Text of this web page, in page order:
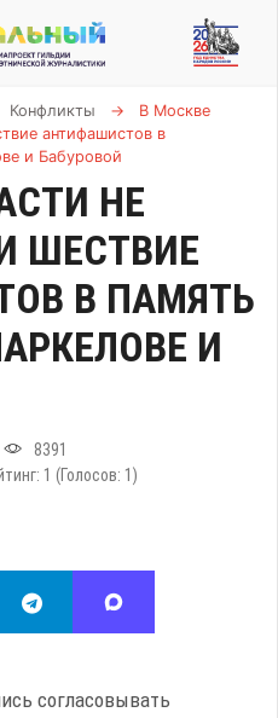
Конфликты →
В Москве
антифашистов в
и Бабуровой
НЕ
ШЕСТВИЕ
В ПАМЯТЬ
И
8391
1 (Голосов: 1 )
согласовывать